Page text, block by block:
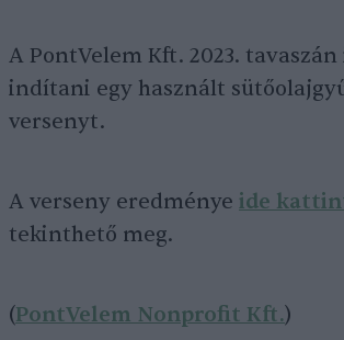
A PontVelem Kft. 2023.
indítani egy használt
versenyt.
A verseny eredménye ide
tekinthető meg.
(PontVelem Nonprofit Kft.)